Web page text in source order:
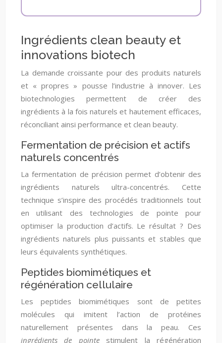
Ingrédients clean beauty et
innovations biotech
La demande croissante pour des produits naturels
et « propres » pousse l’industrie à innover. Les
biotechnologies permettent de créer des
ingrédients à la fois naturels et hautement efficaces,
réconciliant ainsi performance et clean beauty.
Fermentation de précision et actifs
naturels concentrés
La fermentation de précision permet d’obtenir des
ingrédients naturels ultra-concentrés. Cette
technique s’inspire des procédés traditionnels tout
en utilisant des technologies de pointe pour
optimiser la production d’actifs. Le résultat ? Des
ingrédients naturels plus puissants et stables que
leurs équivalents synthétiques.
Peptides biomimétiques et
régénération cellulaire
Les peptides biomimétiques sont de petites
molécules qui imitent l’action de protéines
naturellement présentes dans la peau. Ces
ingrédients de pointe stimulent la régénération